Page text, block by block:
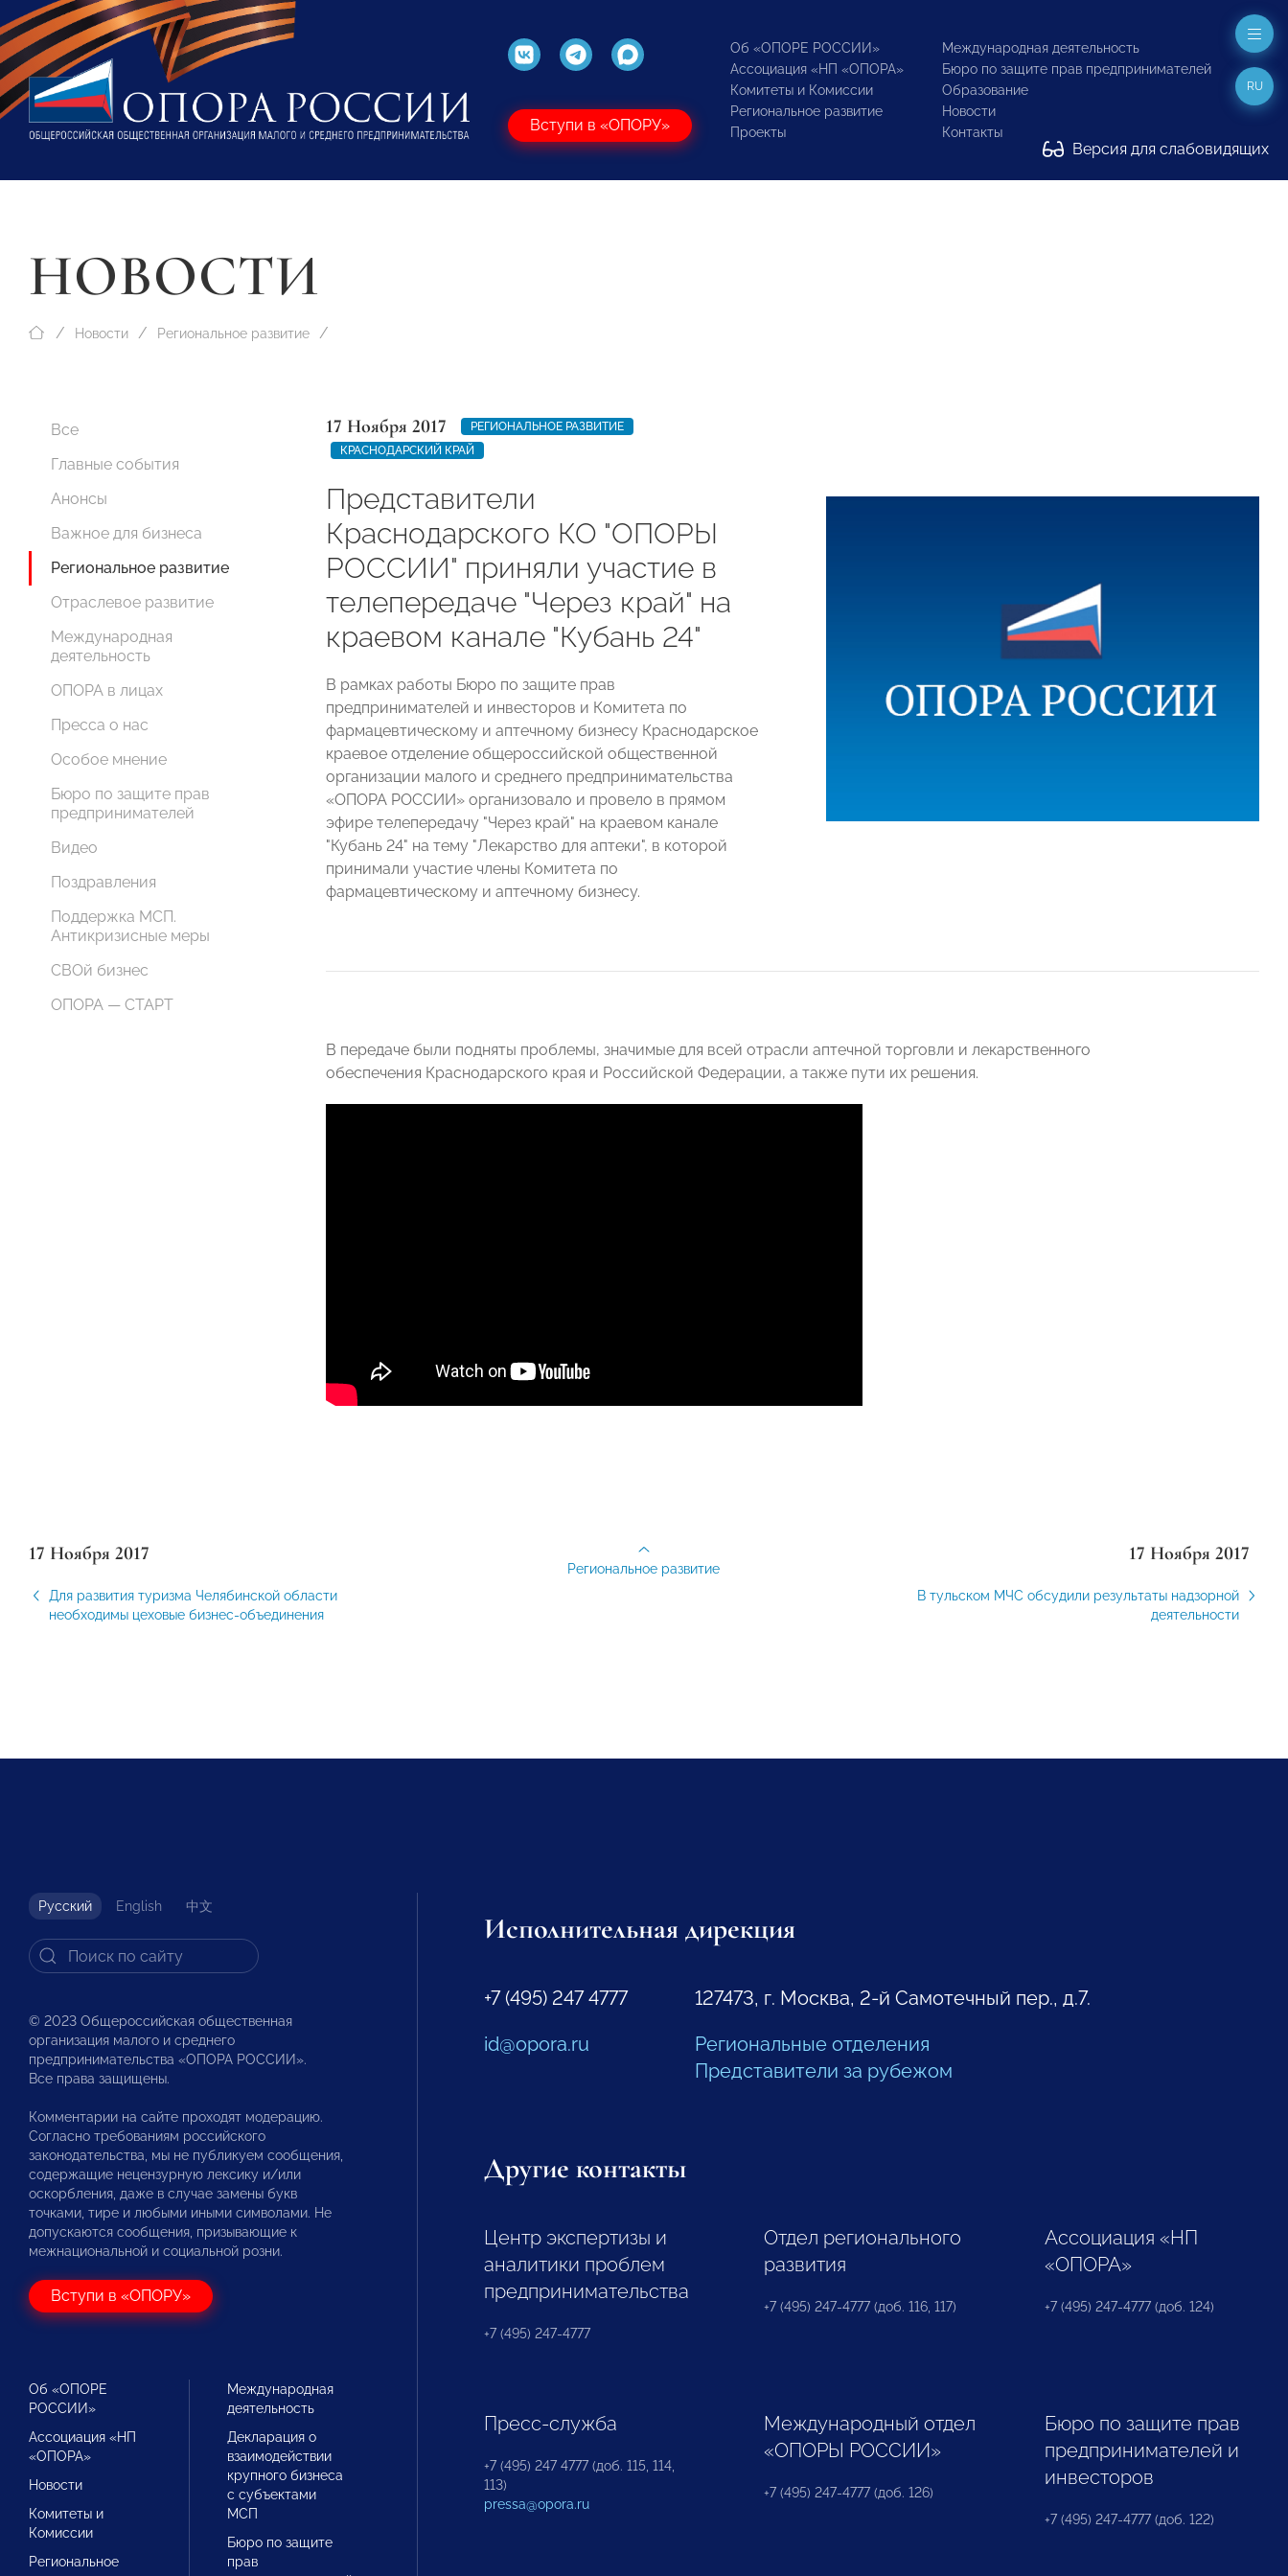
Вступи в «ОПОРУ»
Об «ОПОРЕ РОССИИ»
Ассоциация «НП «ОПОРА»
Комитеты и Комиссии
Региональное развитие
Проекты
Международная деятельность
Бюро по защите прав предпринимателей
Образование
Новости
Контакты
Версия для слабовидящих
RU
НОВОСТИ
Новости Региональное развитие
Все
Главные события
Анонсы
Важное для бизнеса
Региональное развитие
Отраслевое развитие
Международная
деятельность
ОПОРА в лицах
Пресса о нас
Особое мнение
Бюро по защите прав
предпринимателей
Видео
Поздравления
Поддержка МСП.
Антикризисные меры
СВОй бизнес
ОПОРА — СТАРТ
17 Ноября 2017
РЕГИОНАЛЬНОЕ РАЗВИТИЕ
КРАСНОДАРСКИЙ КРАЙ
Представители
Краснодарского КО "ОПОРЫ
РОССИИ" приняли участие в
телепередаче "Через край" на
краевом канале "Кубань 24"
В рамках работы Бюро по защите прав
предпринимателей и инвесторов и Комитета по
фармацевтическому и аптечному бизнесу Краснодарское
краевое отделение общероссийской общественной
организации малого и среднего предпринимательства
«ОПОРА РОССИИ» организовало и провело в прямом
эфире телепередачу "Через край" на краевом канале
"Кубань 24" на тему "Лекарство для аптеки", в которой
принимали участие члены Комитета по
фармацевтическому и аптечному бизнесу.
В передаче были подняты проблемы, значимые для всей отрасли аптечной торговли и лекарственного
обеспечения Краснодарского края и Российской Федерации, а также пути их решения.
17 Ноября 2017
Для развития туризма Челябинской области
необходимы цеховые бизнес-объединения
17 Ноября 2017
В тульском МЧС обсудили результаты надзорной
деятельности
Региональное развитие
Русский English 中文
© 2023 Общероссийская общественная
организация малого и среднего
предпринимательства «ОПОРА РОССИИ».
Все права защищены.
Комментарии на сайте проходят модерацию.
Согласно требованиям российского
законодательства, мы не публикуем сообщения,
содержащие нецензурную лексику и/или
оскорбления, даже в случае замены букв
точками, тире и любыми иными символами. Не
допускаются сообщения, призывающие к
межнациональной и социальной розни.
Вступи в «ОПОРУ»
Об «ОПОРЕ
РОССИИ»
Ассоциация «НП
«ОПОРА»
Новости
Комитеты и
Комиссии
Региональное
Международная
деятельность
Декларация о
взаимодействии
крупного бизнеса
с субъектами
МСП
Бюро по защите
прав
Исполнительная дирекция
+7 (495) 247 4777
id@opora.ru
127473, г. Москва, 2-й Самотечный пер., д.7.
Региональные отделения
Представители за рубежом
Другие контакты
Центр экспертизы и
аналитики проблем
предпринимательства
+7 (495) 247-4777
Отдел регионального
развития
+7 (495) 247-4777 (доб. 116, 117)
Ассоциация «НП
«ОПОРА»
+7 (495) 247-4777 (доб. 124)
Пресс-служба
+7 (495) 247 4777 (доб. 115, 114,
113)
pressa@opora.ru
Международный отдел
«ОПОРЫ РОССИИ»
+7 (495) 247-4777 (доб. 126)
Бюро по защите прав
предпринимателей и
инвесторов
+7 (495) 247-4777 (доб. 122)